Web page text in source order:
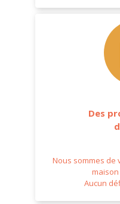
Des
Nous sommes de
Aucun